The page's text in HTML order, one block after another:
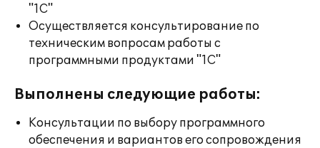
"1С"
Осуществляется консультирование по
техническим вопросам работы с
программными продуктами "1С"
Выполнены следующие работы:
Консультации по выбору программного
обеспечения и вариантов его сопровождения